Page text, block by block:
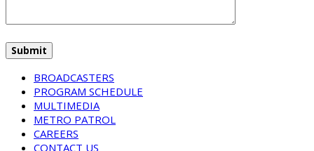
BROADCASTERS
PROGRAM SCHEDULE
MULTIMEDIA
METRO PATROL
CAREERS
CONTACT US